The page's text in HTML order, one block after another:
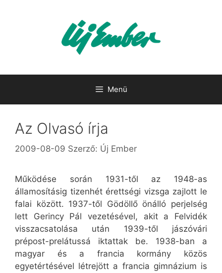
Menü
Az Olvasó írja
2009-08-09 Szerző: Új Ember
Működése során 1931-től az 1948-as
államosításig tizenhét érettségi vizsga zajlott le
falai között. 1937-től Gödöllő önálló perjelség
lett Gerincy Pál vezetésével, akit a Felvidék
visszacsatolása után 1939-től jászóvári
prépost-prelátussá iktattak be. 1938-ban a
magyar és a francia kormány közös
egyetértésével létrejött a francia gimnázium is